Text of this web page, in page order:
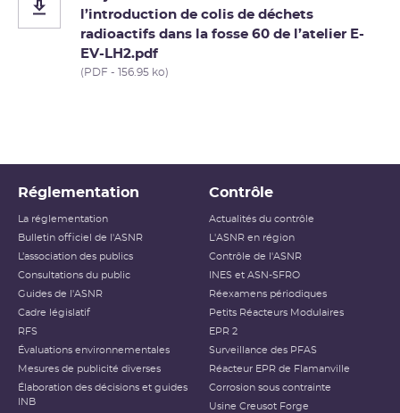
l’introduction de colis de déchets
radioactifs dans la fosse 60 de l’atelier E-
EV-LH2.pdf
(PDF - 156.95 ko)
Réglementation
La réglementation
Bulletin officiel de l'ASNR
L’association des publics
Consultations du public
Guides de l'ASNR
Cadre législatif
RFS
Évaluations environnementales
Mesures de publicité diverses
Élaboration des décisions et guides
INB
Contrôle
Actualités du contrôle
L'ASNR en région
Contrôle de l'ASNR
INES et ASN-SFRO
Réexamens périodiques
Petits Réacteurs Modulaires
EPR 2
Surveillance des PFAS
Réacteur EPR de Flamanville
Corrosion sous contrainte
Usine Creusot Forge